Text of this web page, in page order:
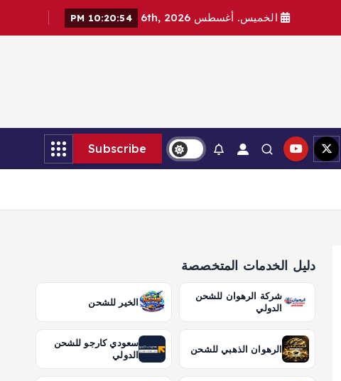
الخميس. أغسطس 6th, 2026 10:20:56 PM
Subscribe
دليل الخدمات المتخصصة
شركة الرهوان للشحن
الدولي
الخير للشحن
الرهوان الذهبي للشحن
سعودي كارجو للشحن
الدولي